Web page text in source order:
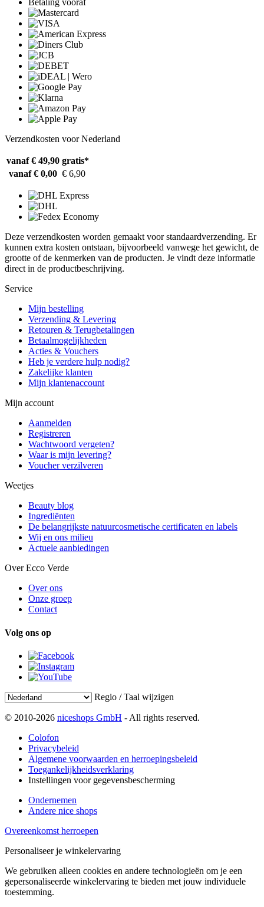
Betaling vooraf
Verzendkosten voor Nederland
vanaf € 49,90 gratis*
vanaf € 0,00 € 6,90
Deze verzendkosten worden gemaakt voor standaardverzending. Er
kunnen extra kosten ontstaan, bijvoorbeeld vanwege het gewicht, de
grootte of de kenmerken van de producten. Je vindt deze informatie
direct in de productbeschrijving.
Service
Mijn bestelling
Verzending & Levering
Retouren & Terugbetalingen
Betaalmogelijkheden
Acties & Vouchers
Heb je verdere hulp nodig?
Zakelijke klanten
Mijn klantenaccount
Mijn account
Aanmelden
Registreren
Wachtwoord vergeten?
Waar is mijn levering?
Voucher verzilveren
Weetjes
Beauty blog
Ingrediënten
De belangrijkste natuurcosmetische certificaten en labels
Wij en ons milieu
Actuele aanbiedingen
Over Ecco Verde
Over ons
Onze groep
Contact
Volg ons op
Regio / Taal wijzigen
© 2010-2026 niceshops GmbH - All rights reserved.
Colofon
Privacybeleid
Algemene voorwaarden en herroepingsbeleid
Toegankelijkheidsverklaring
Instellingen voor gegevensbescherming
Ondernemen
Andere nice shops
Overeenkomst herroepen
Personaliseer je winkelervaring
We gebruiken alleen cookies en andere technologieën om je een
gepersonaliseerde winkelervaring te bieden met jouw individuele
toestemming.